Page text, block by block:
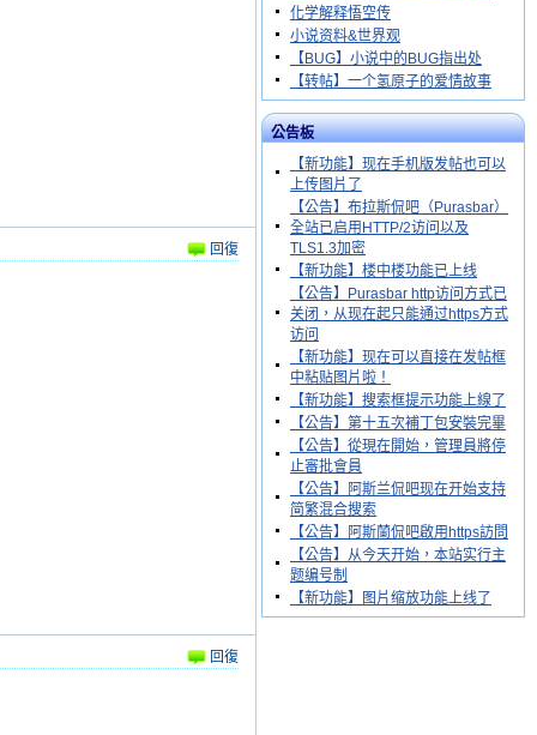
回復
回復
化学解释悟空传
小说资料&世界观
【BUG】小说中的BUG指出处
【转帖】一个氢原子的爱情故事
公告板
【新功能】现在手机版发帖也可以
上传图片了
【公告】布拉斯侃吧（Purasbar）
全站已启用HTTP/2访问以及
TLS1.3加密
【新功能】楼中楼功能已上线
【公告】Purasbar http访问方式已
关闭，从现在起只能通过https方式
访问
【新功能】现在可以直接在发帖框
中粘贴图片啦！
【新功能】搜索框提示功能上線了
【公告】第十五次補丁包安裝完畢
【公告】從現在開始，管理員將停
止審批會員
【公告】阿斯兰侃吧现在开始支持
简繁混合搜索
【公告】阿斯蘭侃吧啟用https訪問
【公告】从今天开始，本站实行主
题编号制
【新功能】图片缩放功能上线了